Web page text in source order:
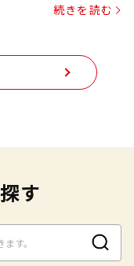
続きを読む
す